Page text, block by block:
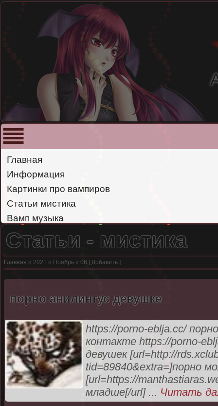
Главная
Информация
Картинки про вампиров
Статьи мистика
Вамп музыка
Статьи - мистика
Главная » 2021 » Ноябрь » 06 [ Добавить ]
порно анилингус девушке
https://porno-eblja.cc/
контакте https://porno-
девушек [url=http://
tid=89840&extra=]порно
[url=https://
младше[/url] ... Читать